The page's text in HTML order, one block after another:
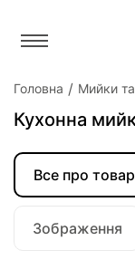
Головна Мийки
Кухонна
Все про товар
Зображення